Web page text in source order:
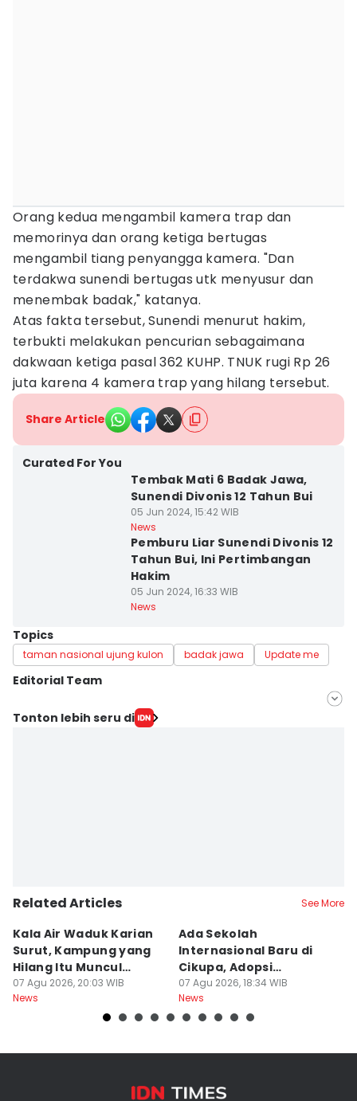
Orang kedua mengambil kamera trap dan
memorinya dan orang ketiga bertugas
mengambil tiang penyangga kamera. "Dan
terdakwa sunendi bertugas utk menyusur dan
menembak badak," katanya.
Atas fakta tersebut, Sunendi menurut hakim,
terbukti melakukan pencurian sebagaimana
dakwaan ketiga pasal 362 KUHP. TNUK rugi Rp 26
juta karena 4 kamera trap yang hilang tersebut.
Share Article
Curated For You
Tembak Mati 6 Badak Jawa,
Sunendi Divonis 12 Tahun Bui
05 Jun 2024, 15:42 WIB
News
Pemburu Liar Sunendi Divonis 12
Tahun Bui, Ini Pertimbangan
Hakim
05 Jun 2024, 16:33 WIB
News
Topics
taman nasional ujung kulon badak jawa Update me
Editorial Team
Editor
Tonton lebih seru di
Related Articles See More
Kala Air Waduk Karian
Surut, Kampung yang
Hilang Itu Muncul
Kembali
07 Agu 2026, 20:03 WIB
News
Ada Sekolah
Internasional Baru di
Cikupa, Adopsi
Kurikulum Singapura
07 Agu 2026, 18:34 WIB
News